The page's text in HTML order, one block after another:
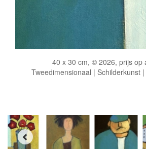
40 x 30 cm, © 2026, prijs op
Tweedimensionaal | Schilderkunst